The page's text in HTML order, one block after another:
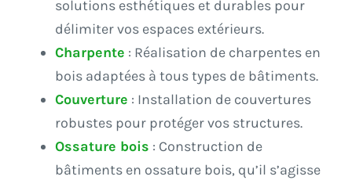
solutions esthétiques et durables pour
délimiter vos espaces extérieurs.
Charpente : Réalisation de charpentes en
bois adaptées à tous types de bâtiments.
Couverture : Installation de couvertures
robustes pour protéger vos structures.
Ossature bois : Construction de
bâtiments en ossature bois, qu’il s’agisse